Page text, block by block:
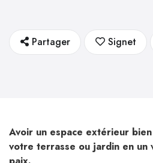
Partager Signet
Avoir un espace extérieur
votre terrasse ou jardin en un